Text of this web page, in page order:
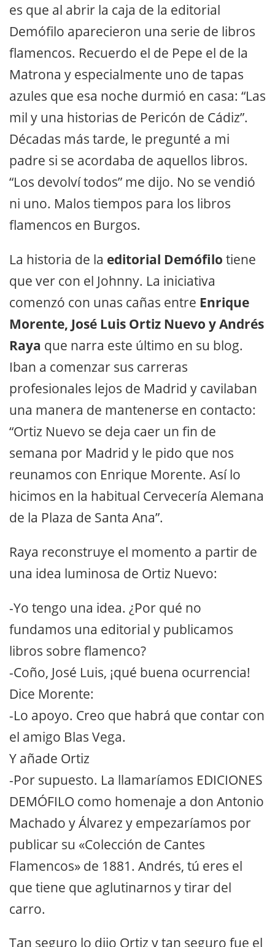
es que al abrir la caja de la editorial
Demófilo aparecieron una serie de libros
flamencos. Recuerdo el de Pepe el de la
Matrona y especialmente uno de tapas
azules que esa noche durmió en casa: “Las
mil y una historias de Pericón de Cádiz”.
Décadas más tarde, le pregunté a mi
padre si se acordaba de aquellos libros.
“Los devolví todos” me dijo. No se vendió
ni uno. Malos tiempos para los libros
flamencos en Burgos.
La historia de la editorial Demófilo tiene
que ver con el Johnny. La iniciativa
comenzó con unas cañas entre Enrique
Morente, José Luis Ortiz Nuevo y Andrés
Raya que narra este último en su blog.
Iban a comenzar sus carreras
profesionales lejos de Madrid y cavilaban
una manera de mantenerse en contacto:
“Ortiz Nuevo se deja caer un fin de
semana por Madrid y le pido que nos
reunamos con Enrique Morente. Así lo
hicimos en la habitual Cervecería Alemana
de la Plaza de Santa Ana”.
Raya reconstruye el momento a partir de
una idea luminosa de Ortiz Nuevo:
-Yo tengo una idea. ¿Por qué no
fundamos una editorial y publicamos
libros sobre flamenco?
-Coño, José Luis, ¡qué buena ocurrencia!
Dice Morente:
-Lo apoyo. Creo que habrá que contar con
el amigo Blas Vega.
Y añade Ortiz
-Por supuesto. La llamaríamos EDICIONES
DEMÓFILO como homenaje a don Antonio
Machado y Álvarez y empezaríamos por
publicar su «Colección de Cantes
Flamencos» de 1881. Andrés, tú eres el
que tiene que aglutinarnos y tirar del
carro.
Tan seguro lo dijo Ortiz y tan seguro fue el